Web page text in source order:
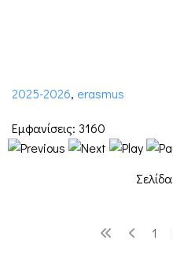
2025-2026, erasmus
Εμφανίσεις: 3160
1